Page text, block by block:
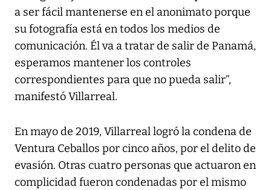
a ser fácil mantenerse en el anonimato porque
su fotografía está en todos los medios de
comunicación. Él va a tratar de salir de Panamá,
esperamos mantener los controles
correspondientes para que no pueda salir”,
manifestó Villarreal.
En mayo de 2019, Villarreal logró la condena de
Ventura Ceballos por cinco años, por el delito de
evasión. Otras cuatro personas que actuaron en
complicidad fueron condenadas por el mismo